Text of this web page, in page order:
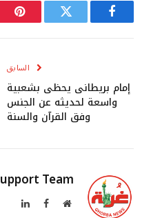
فيسبوك تويتر
السابق
إمام بريطانى يحظى بشعبية
واسعة لحديثه عن الجنس
وفق القرآن والسنة
Team
موقعفيسبوك